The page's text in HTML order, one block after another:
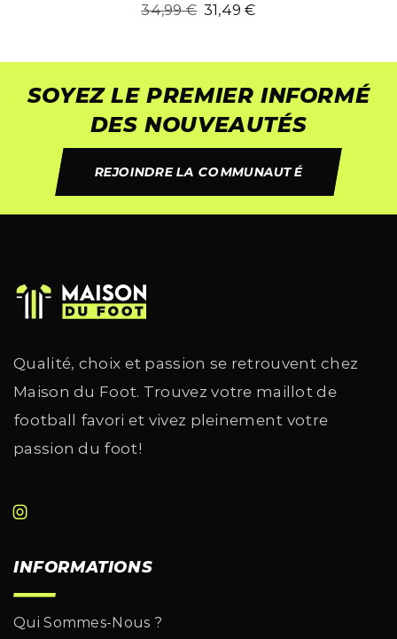
34,99€ 31,49€
SOYEZ LE PREMIER INFORMÉ
DES NOUVEAUTÉS
REJOINDRE LA COMMUNAUTÉ
Qualité, choix et passion se retrouvent chez
Maison du Foot. Trouvez votre maillot de
football favori et vivez pleinement votre
passion du foot!
INFORMATIONS
Qui Sommes-Nous ?